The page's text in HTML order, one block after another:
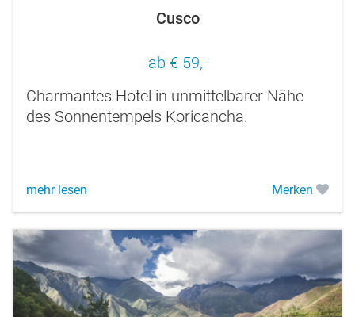
Cusco
ab € 59,-
Charmantes Hotel in unmittelbarer Nähe
des Sonnentempels Koricancha.
mehr lesen Merken